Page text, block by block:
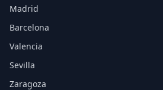
Madrid
Barcelona
Valencia
Sevilla
Zaragoza